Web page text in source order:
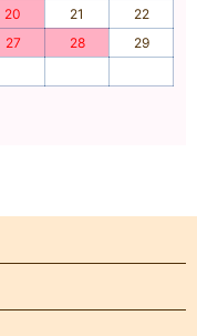
20 21
22
27 28
29